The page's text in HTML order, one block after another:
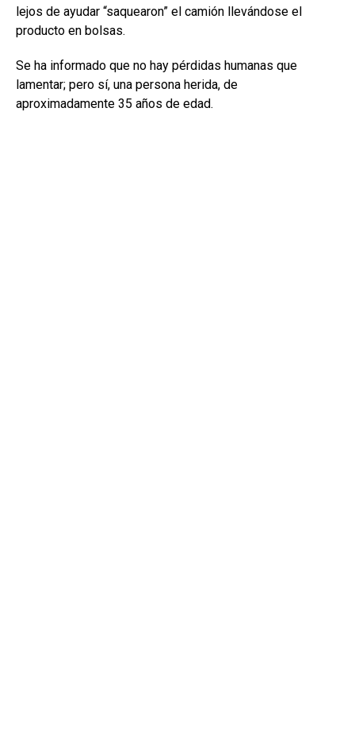
lejos de ayudar “saquearon” el camión llevándose el
producto en bolsas.
Se ha informado que no hay pérdidas humanas que
lamentar; pero sí, una persona herida, de
aproximadamente 35 años de edad.